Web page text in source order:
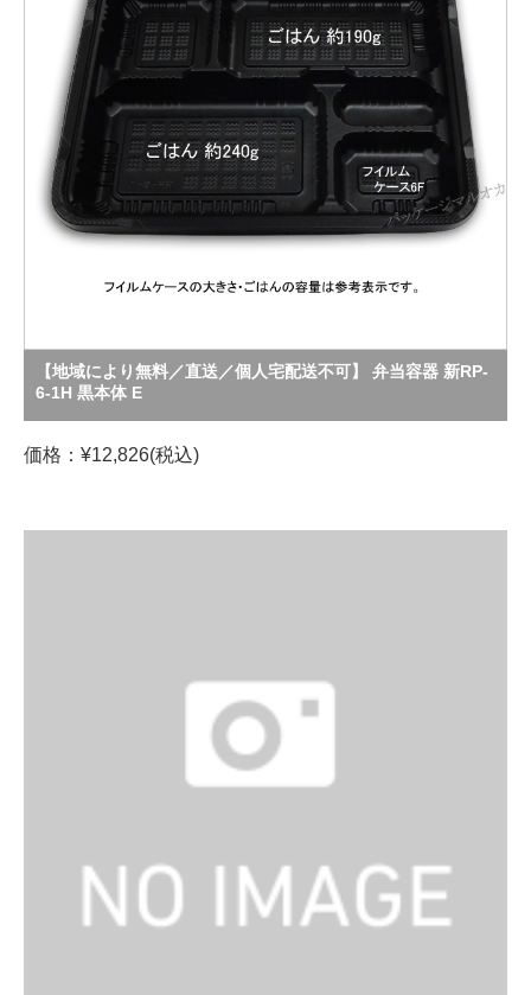
【地域により無料／直送／個人宅配送不可】 弁当容器 新RP-
6-1H 黒本体 E
価格：¥12,826(税込)